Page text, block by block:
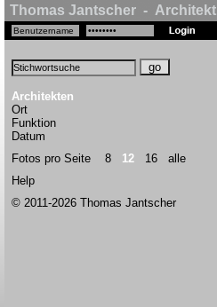
Thomas Jantscher -
Architekten
Ort
Funktion
Datum
Fotos pro Seite 8 12 16
alle
Help
© 2011-2026 Thomas Jantscher